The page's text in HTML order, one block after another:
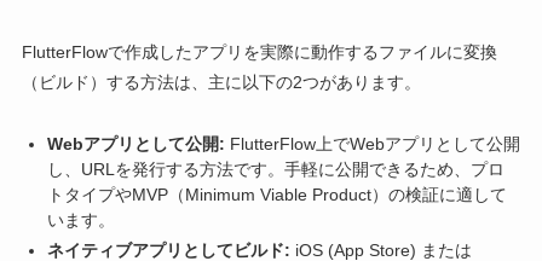
FlutterFlowで作成したアプリを実際に動作するファイルに変換
（ビルド）する方法は、主に以下の2つがあります。
Webアプリとして公開: FlutterFlow上でWebアプリとして公開
し、URLを発行する方法です。手軽に公開できるため、プロ
トタイプやMVP（Minimum Viable Product）の検証に適して
います。
ネイティブアプリとしてビルド: iOS (App Store) または